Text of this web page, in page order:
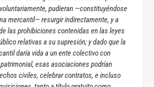
pudieran —constituyéndose
mercantil— resurgir indirectamente, y a
las prohibiciones contenidas en las leyes
relativas a su supresión; y dado que la
daría vida a un ente colectivo con
esas asociaciones podrían
civiles, celebrar contratos, e incluso